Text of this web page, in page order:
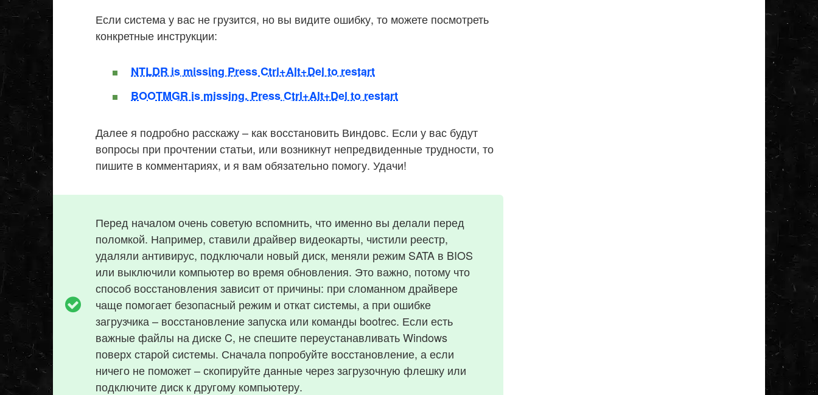
Если система у вас не грузится, но вы видите ошибку, то можете посмотреть
конкретные инструкции:
NTLDR is missing Press Ctrl+Alt+Del to restart
BOOTMGR is missing. Press Ctrl+Alt+Del to restart
Далее я подробно расскажу – как восстановить Виндовс. Если у вас будут
вопросы при прочтении статьи, или возникнут непредвиденные трудности, то
пишите в комментариях, и я вам обязательно помогу. Удачи!
Перед началом очень советую вспомнить, что именно вы делали перед
поломкой. Например, ставили драйвер видеокарты, чистили реестр,
удаляли антивирус, подключали новый диск, меняли режим SATA в BIOS
или выключили компьютер во время обновления. Это важно, потому что
способ восстановления зависит от причины: при сломанном драйвере
чаще помогает безопасный режим и откат системы, а при ошибке
загрузчика – восстановление запуска или команды bootrec. Если есть
важные файлы на диске C, не спешите переустанавливать Windows
поверх старой системы. Сначала попробуйте восстановление, а если
ничего не поможет – скопируйте данные через загрузочную флешку или
подключите диск к другому компьютеру.